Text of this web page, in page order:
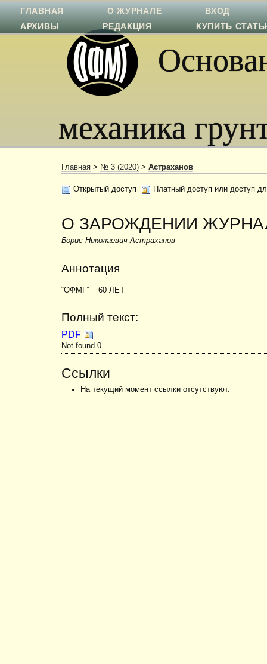
механика
ГЛАВНАЯ О ЖУРНАЛЕ
ВХОД
АРХИВЫ
РЕДАКЦИЯ КУПИТЬ
Главная > № 3 (2020) > Астраханов
Открытый доступ Платный доступ или доступ
О ЗАРОЖДЕНИИ
Борис Николаевич Астраханов
Аннотация
“ОФМГ” − 60 ЛЕТ
Полный текст:
PDF
Not found 0
Ссылки
На текущий момент ссылки отсутствуют.